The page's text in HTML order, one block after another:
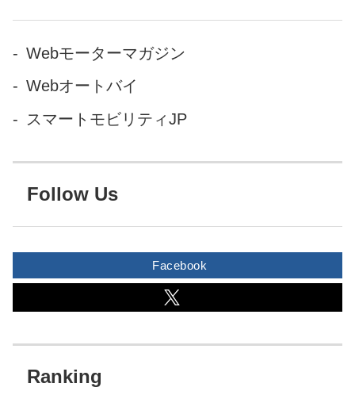
Webモーターマガジン
Webオートバイ
スマートモビリティJP
Follow Us
Facebook